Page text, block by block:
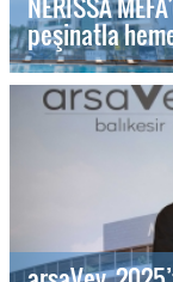
peşinatla